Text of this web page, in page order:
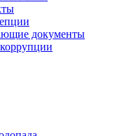
документы